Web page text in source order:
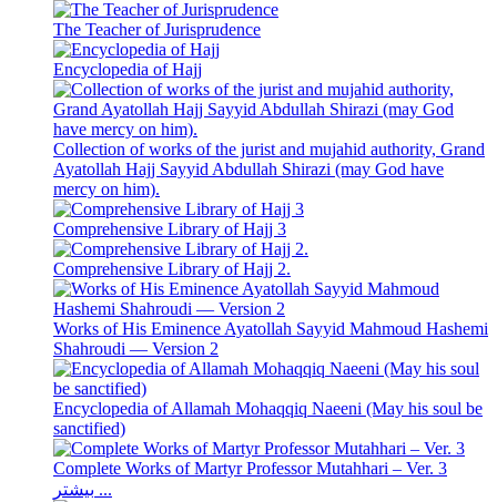
The Teacher of Jurisprudence
Encyclopedia of Hajj
Collection of works of the jurist and mujahid authority, Grand
Ayatollah Hajj Sayyid Abdullah Shirazi (may God have
mercy on him).
Comprehensive Library of Hajj 3
Comprehensive Library of Hajj 2.
Works of His Eminence Ayatollah Sayyid Mahmoud Hashemi
Shahroudi — Version 2
Encyclopedia of Allamah Mohaqqiq Naeeni (May his soul be
sanctified)
Complete Works of Martyr Professor Mutahhari – Ver. 3
بیشتر ...